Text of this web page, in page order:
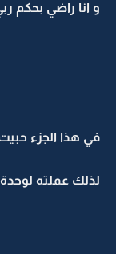
و انا راضي بحكم
في هذا الجزء
لذلك عملته لوحدة